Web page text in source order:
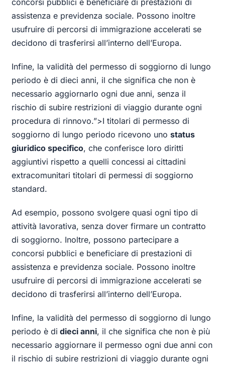
assistenza e previdenza sociale. Possono inoltre
usufruire di percorsi di immigrazione accelerati se
decidono di trasferirsi all’interno dell’Europa.
Infine, la validità del permesso di soggiorno di lungo
periodo è di dieci anni, il che significa che non è
necessario aggiornarlo ogni due anni, senza il
rischio di subire restrizioni di viaggio durante ogni
procedura di rinnovo.”>I titolari di permesso di
soggiorno di lungo periodo ricevono unostatus
giuridico specifico, che conferisce loro diritti
aggiuntivi rispetto a quelli concessi ai cittadini
extracomunitari titolari di permessi di soggiorno
standard.
Ad esempio, possono svolgere quasi ogni tipo di
attività lavorativa, senza dover firmare un contratto
di soggiorno. Inoltre, possono partecipare a
concorsi pubblici e beneficiare di prestazioni di
assistenza e previdenza sociale. Possono inoltre
usufruire di percorsi di immigrazione accelerati se
decidono di trasferirsi all’interno dell’Europa.
Infine, la validità del permesso di soggiorno di lungo
periodo è di dieci anni, il che significa che non è più
necessario aggiornare il permesso ogni due anni con
il rischio di subire restrizioni di viaggio durante ogni